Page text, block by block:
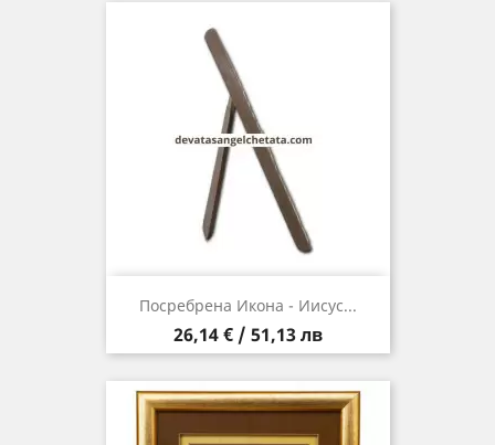
Посребрена Икона - Иисус...
Цена
26,14 € / 51,13 лв